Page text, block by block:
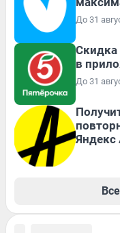
До 31
Скидка
в
До 31